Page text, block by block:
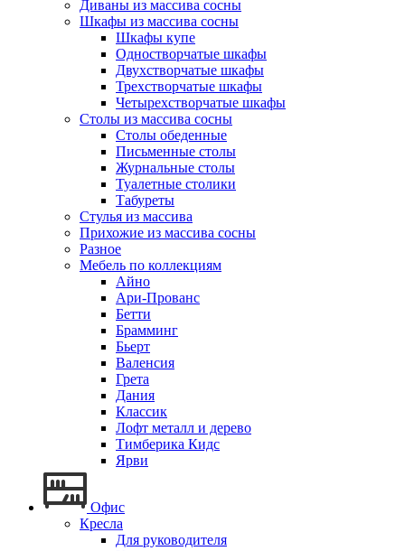
Диваны из массива сосны
Шкафы из массива сосны
Шкафы купе
Одностворчатые шкафы
Двухстворчатые шкафы
Трехстворчатые шкафы
Четырехстворчатые шкафы
Столы из массива сосны
Столы обеденные
Письменные столы
Журнальные столы
Туалетные столики
Табуреты
Стулья из массива
Прихожие из массива сосны
Разное
Мебель по коллекциям
Айно
Ари-Прованс
Бетти
Брамминг
Бьерт
Валенсия
Грета
Дания
Классик
Лофт металл и дерево
Тимберика Кидс
Ярви
Офис
Кресла
Для руководителя